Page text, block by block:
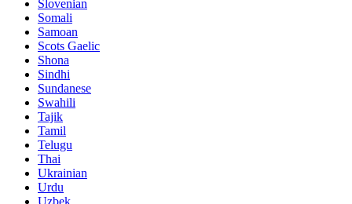
Slovenian
Somali
Samoan
Scots Gaelic
Shona
Sindhi
Sundanese
Swahili
Tajik
Tamil
Telugu
Thai
Ukrainian
Urdu
Uzbek